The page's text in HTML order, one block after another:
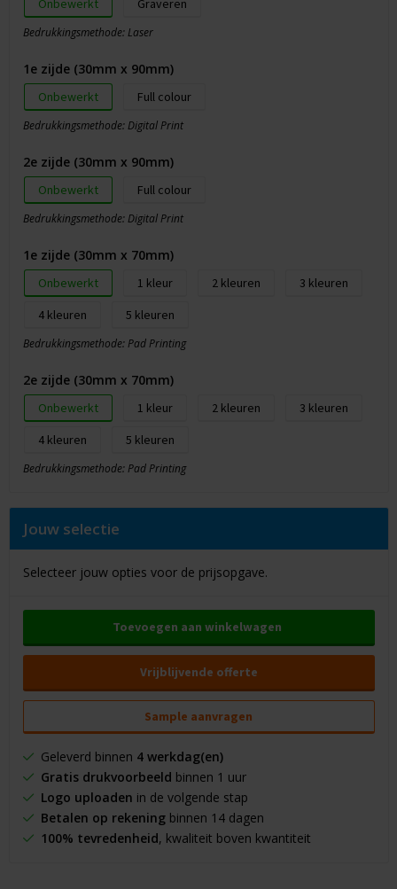
Onbewerkt Graveren
Bedrukkingsmethode: Laser
1e zijde (30mm x 90mm)
Onbewerkt Full colour
Bedrukkingsmethode: Digital Print
2e zijde (30mm x 90mm)
Onbewerkt Full colour
Bedrukkingsmethode: Digital Print
1e zijde (30mm x 70mm)
Onbewerkt 1 2
3
4
5
Bedrukkingsmethode: Pad Printing
2e zijde (30mm x 70mm)
Onbewerkt 1 2
3
4
5
Bedrukkingsmethode: Pad Printing
Jouw selectie
Selecteer jouw opties voor de prijsopgave.
Toevoegen aan winkelwagen
Vrijblijvende offerte
Sample aanvragen
Geleverd binnen 4 werkdag(en)
Gratis drukvoorbeeld binnen 1 uur
Logo uploaden in de volgende stap
Betalen op rekeningbinnen 14 dagen
100% tevredenheid, kwaliteit boven kwantiteit